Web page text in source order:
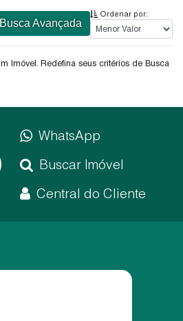
Busca Avançada
Ordenar por:
WhatsApp
Buscar Imóvel
Central do Cliente